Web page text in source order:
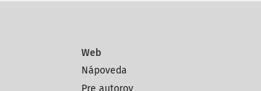
Web
Nápoveda
Pre autorov